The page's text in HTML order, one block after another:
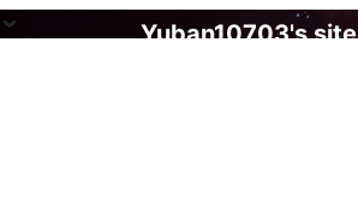
Yuban10703's site